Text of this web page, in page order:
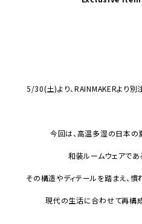
5/30(土)より、RAINMAKERより別
今回は、高温多湿の日本の
和装ルームウェアであ
その構造やディテールを踏まえ、慣
現代の生活に合わせて再構成